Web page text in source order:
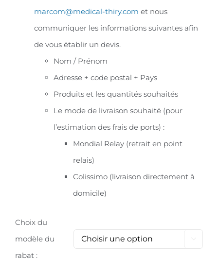
marcom@medical-thiry.com et nous
communiquer les informations suivantes afin
de vous établir un devis.
Nom / Prénom
Adresse + code postal + Pays
Produits et les quantités souhaités
Le mode de livraison souhaité (pour
l’estimation des frais de ports) :
Mondial Relay (retrait en point
relais)
Colissimo (livraison directement à
domicile)
Choix du
modèle du
rabat :